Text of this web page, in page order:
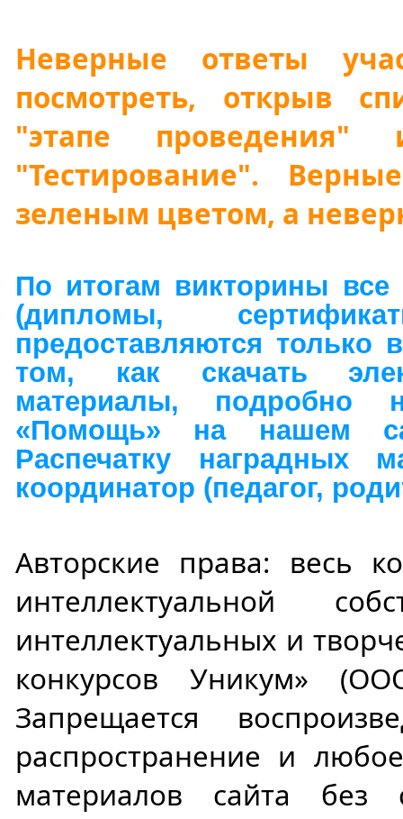
Неверные ответы
посмотреть, открыв
"этапе
"Тестирование".
зеленым цветом, а
По итогам викторины
(дипломы,
предоставляются только
том, как скачать
материалы, подробно
«Помощь» на нашем
Распечатку наградных
координатор (педагог,
Авторские права: весь
интеллектуальной
интеллектуальных и
конкурсов Уникум»
Запрещается
распространение и
материалов сайта без